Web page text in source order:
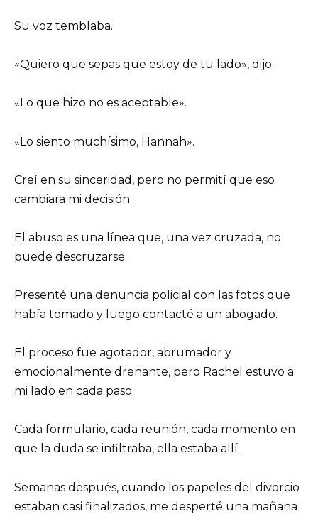
Su voz temblaba.
«Quiero que sepas que estoy de tu lado», dijo.
«Lo que hizo no es aceptable».
«Lo siento muchísimo, Hannah».
Creí en su sinceridad, pero no permití que eso
cambiara mi decisión.
El abuso es una línea que, una vez cruzada, no
puede descruzarse.
Presenté una denuncia policial con las fotos que
había tomado y luego contacté a un abogado.
El proceso fue agotador, abrumador y
emocionalmente drenante, pero Rachel estuvo a
mi lado en cada paso.
Cada formulario, cada reunión, cada momento en
que la duda se infiltraba, ella estaba allí.
Semanas después, cuando los papeles del divorcio
estaban casi finalizados, me desperté una mañana